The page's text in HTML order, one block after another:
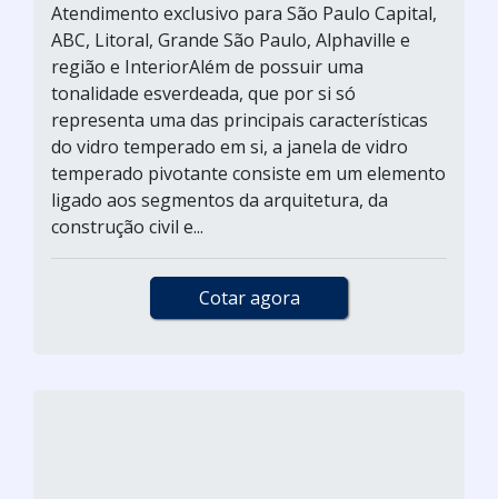
Atendimento exclusivo para São Paulo Capital,
ABC, Litoral, Grande São Paulo, Alphaville e
região e InteriorAlém de possuir uma
tonalidade esverdeada, que por si só
representa uma das principais características
do vidro temperado em si, a janela de vidro
temperado pivotante consiste em um elemento
ligado aos segmentos da arquitetura, da
construção civil e...
Cotar agora